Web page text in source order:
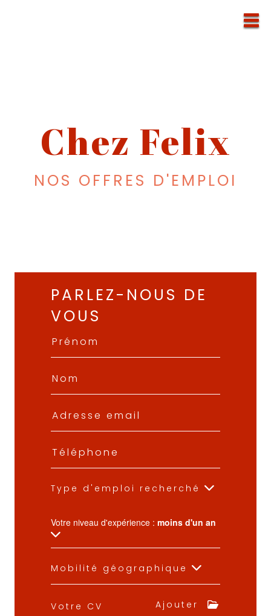
Chez Felix
NOS OFFRES D'EMPLOI
PARLEZ-NOUS DE
VOUS
Type d'emploi recherché
Votre niveau d'expérience : moins d'un an
Mobilité géographique
Votre CV Ajouter